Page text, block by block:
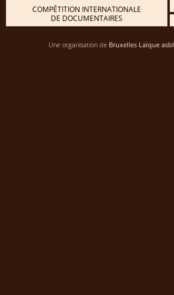
COMPÉTITION INTERNATIONALE
DE DOCUMENTAIRES
Une organisation de Bruxelles Laïque asbl